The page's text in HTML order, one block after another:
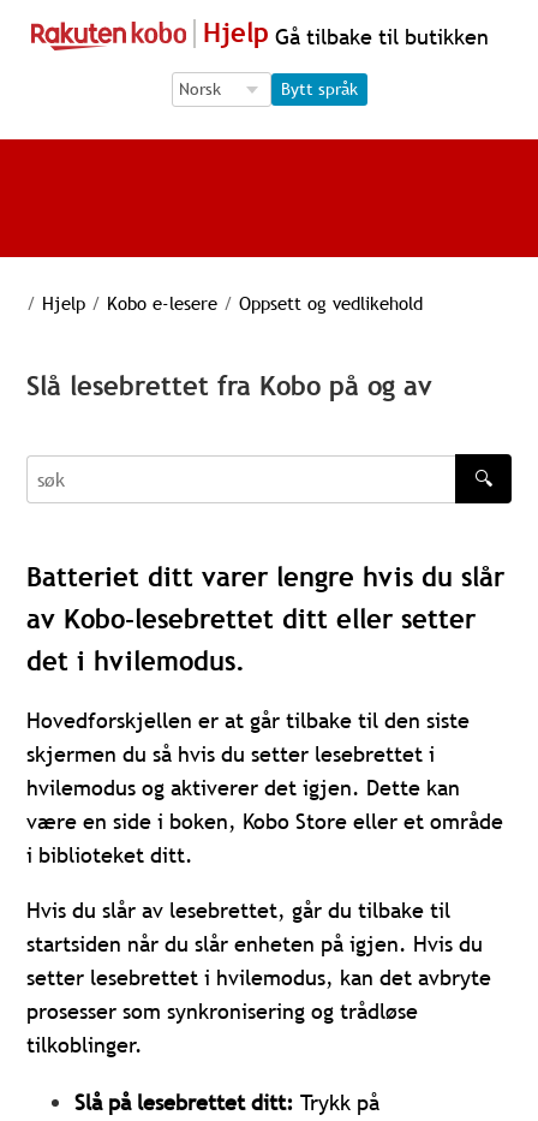
Hjelp Gå tilbake til butikken
Language Selection
Language Selection
Bytt språk
/ Hjelp / Kobo e-lesere / Oppsett og vedlikehold
Slå lesebrettet fra Kobo på og av
søk
🔍
Batteriet ditt varer lengre hvis du slår
av Kobo-lesebrettet ditt eller setter
det i hvilemodus.
Hovedforskjellen er at går tilbake til den siste
skjermen du så hvis du setter lesebrettet i
hvilemodus og aktiverer det igjen. Dette kan
være en side i boken, Kobo Store eller et område
i biblioteket ditt.
Hvis du slår av lesebrettet, går du tilbake til
startsiden når du slår enheten på igjen. Hvis du
setter lesebrettet i hvilemodus, kan det avbryte
prosesser som synkronisering og trådløse
tilkoblinger.
Slå på lesebrettet ditt: Trykk på